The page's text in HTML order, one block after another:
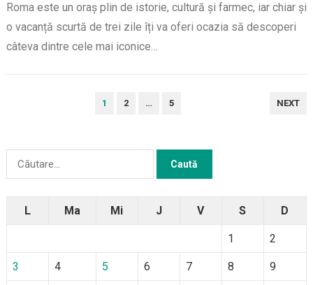
Roma este un oraș plin de istorie, cultură și farmec, iar chiar și
o vacanță scurtă de trei zile îți va oferi ocazia să descoperi
câteva dintre cele mai iconice…
1 2 … 5 NEXT
Caută
L Ma Mi J V S D
1 2
3 4 5 6 7 8 9